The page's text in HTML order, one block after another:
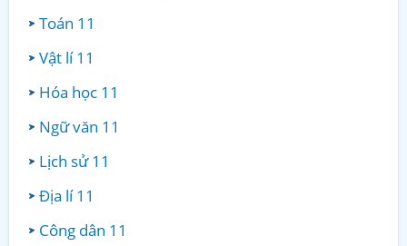
Toán 11
Vật lí 11
Hóa học 11
Ngữ văn 11
Lịch sử 11
Địa lí 11
Công dân 11